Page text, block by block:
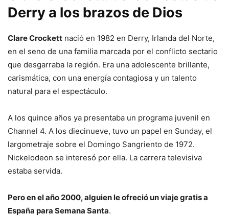
Derry a los brazos de Dios
Clare Crockett nació en 1982 en Derry, Irlanda del Norte,
en el seno de una familia marcada por el conflicto sectario
que desgarraba la región. Era una adolescente brillante,
carismática, con una energía contagiosa y un talento
natural para el espectáculo.
A los quince años ya presentaba un programa juvenil en
Channel 4. A los diecinueve, tuvo un papel en Sunday, el
largometraje sobre el Domingo Sangriento de 1972.
Nickelodeon se interesó por ella. La carrera televisiva
estaba servida.
Pero en el año 2000, alguien le ofreció un viaje gratis a
España para Semana Santa.